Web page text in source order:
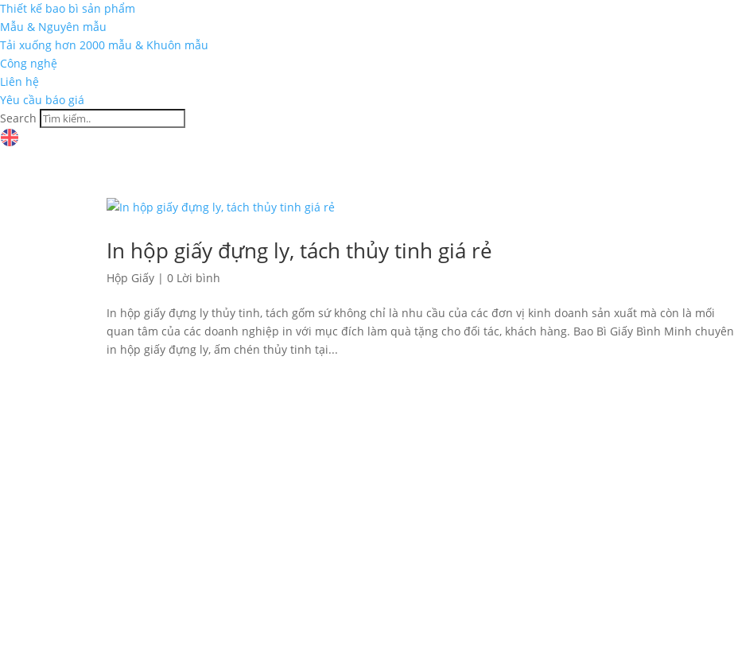
Thiết kế bao bì sản phẩm
Mẫu & Nguyên mẫu
Tải xuống hơn 2000 mẫu & Khuôn mẫu
Công nghệ
Liên hệ
Yêu cầu báo giá
Search
In hộp giấy đựng ly, tách thủy tinh giá rẻ
Hộp Giấy |0 Lời bình
In hộp giấy đựng ly thủy tinh, tách gốm sứ không chỉ là nhu cầu của các đơn vị kinh doanh sản xuất mà còn là mối
quan tâm của các doanh nghiệp in với mục đích làm quà tặng cho đối tác, khách hàng. Bao Bì Giấy Bình Minh chuyên
in hộp giấy đựng ly, ấm chén thủy tinh tại...